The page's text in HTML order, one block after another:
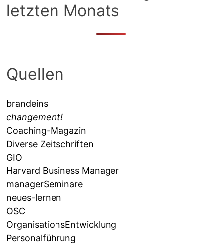
letzten Monats
Quellen
brandeins
changement!
Coaching-Magazin
Diverse Zeitschriften
GIO
Harvard Business Manager
managerSeminare
neues-lernen
OSC
OrganisationsEntwicklung
Personalführung